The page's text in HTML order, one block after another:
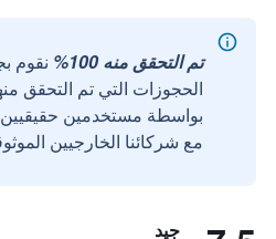
تم التحقق منه 100%
نقوم
الحجوزات التي تم التحقق
مع شركائنا الخارجيين
جيد